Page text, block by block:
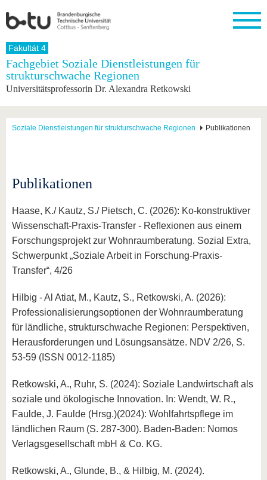
Startseite
Universität
Karriere
Forschung
Forschung
Forschungsprofil
Studium
Studium
dem
International
Profil
Aus dem
internationale
Studierende
Kontakt
Weiterbildung
Fachkräfte
Wirtschafts-
Innovative
Sie uns
kennen
Werte
Familie &
Region
Fakultät 4
Fachgebiet Soziale Dienstleistungen für
strukturschwache Regionen
Universitätsprofessorin Dr. Alexandra Retkowski
Soziale Dienstleistungen für strukturschwache Regionen Publikationen
Publikationen
Haase, K./ Kautz, S./ Pietsch, C. (2026): Ko-konstruktiver
Wissenschaft-Praxis-Transfer - Reﬂexionen aus einem
Forschungsprojekt zur Wohnraumberatung. Sozial Extra,
Schwerpunkt „Soziale Arbeit in Forschung-Praxis-
Transfer“, 4/26
Hilbig - Al Atiat, M., Kautz, S., Retkowski, A. (2026):
Professionalisierungsoptionen der Wohnraumberatung
für ländliche, strukturschwache Regionen: Perspektiven,
Herausforderungen und Lösungsansätze. NDV 2/26, S.
53-59 (ISSN 0012-1185)
Retkowski, A., Ruhr, S. (2024): Soziale Landwirtschaft als
soziale und ökologische Innovation. In: Wendt, W. R.,
Faulde, J. Faulde (Hrsg.)(2024): Wohlfahrtspflege im
ländlichen Raum (S. 287-300). Baden-Baden: Nomos
Verlagsgesellschaft mbH & Co. KG.
Retkowski, A., Glunde, B., & Hilbig, M. (2024).